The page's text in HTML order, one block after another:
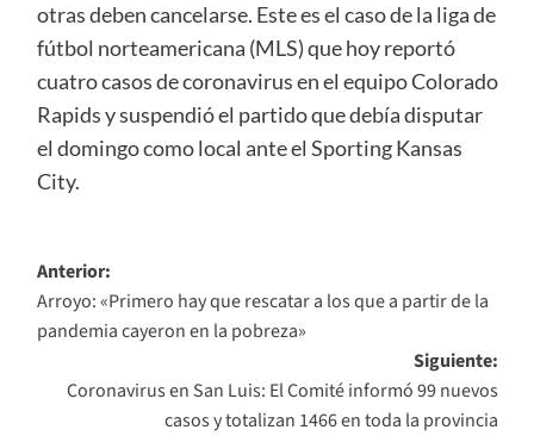
otras deben cancelarse. Este es el caso de la liga de
fútbol norteamericana (MLS) que hoy reportó
cuatro casos de coronavirus en el equipo Colorado
Rapids y suspendió el partido que debía disputar
el domingo como local ante el Sporting Kansas
City.
Navegación
de
entradas
Anterior:
Arroyo: «Primero hay que rescatar a los que a partir de la
pandemia cayeron en la pobreza»
Siguiente:
Coronavirus en San Luis: El Comité informó 99 nuevos
casos y totalizan 1466 en toda la provincia